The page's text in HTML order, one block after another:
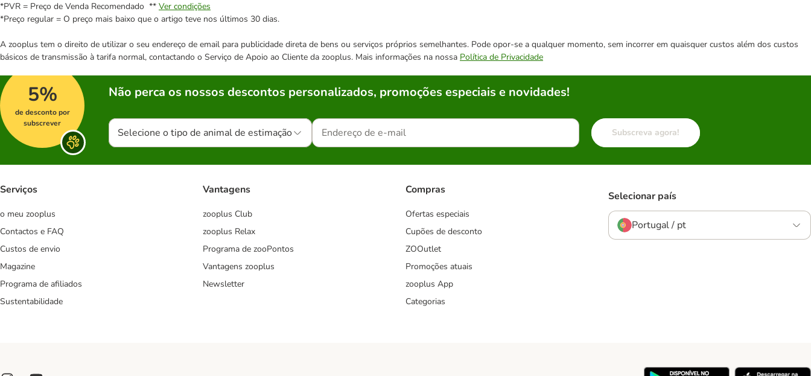
*PVR = Preço de Venda Recomendado ** Ver condições
*Preço regular = O preço mais baixo que o artigo teve nos últimos 30 dias.
A zooplus tem o direito de utilizar o seu endereço de email para publicidade direta de bens ou serviços próprios semelhantes. Pode opor-se a qualquer momento, sem incorrer em quaisquer custos além dos custos
básicos de transmissão à tarifa normal, contactando o Serviço de Apoio ao Cliente da zooplus. Mais informações na nossa Política de Privacidade
5%
de desconto por
subscrever
Não perca os nossos descontos personalizados, promoções especiais e novidades!
Selecione o tipo de animal de estimação Subscreva agora!
Serviços
o meu zooplus
Contactos e FAQ
Custos de envio
Magazine
Programa de afiliados
Sustentabilidade
Vantagens
zooplus Club
zooplus Relax
Programa de zooPontos
Vantagens zooplus
Newsletter
Compras
Ofertas especiais
Cupões de desconto
ZOOutlet
Promoções atuais
zooplus App
Categorias
Selecionar país
Portugal / pt